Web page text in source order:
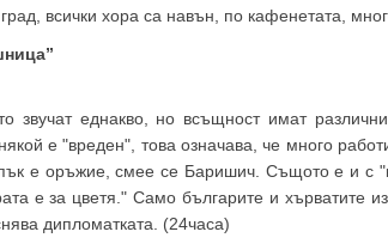
всички хора са навън, по кафенетата,
звучат еднакво, но всъщност имат
е "вреден", това означава, че много
е оръжие, смее се Баришич. Същото е и с
е за цветя." Само българите и хърватите
дипломатката. (24часа)